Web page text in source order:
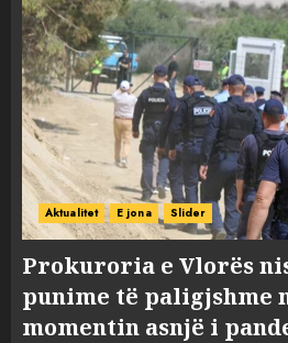
Aktualitet E jona Slider
Prokuroria e Vlorës
punime të paligjshme
momentin asnjë i